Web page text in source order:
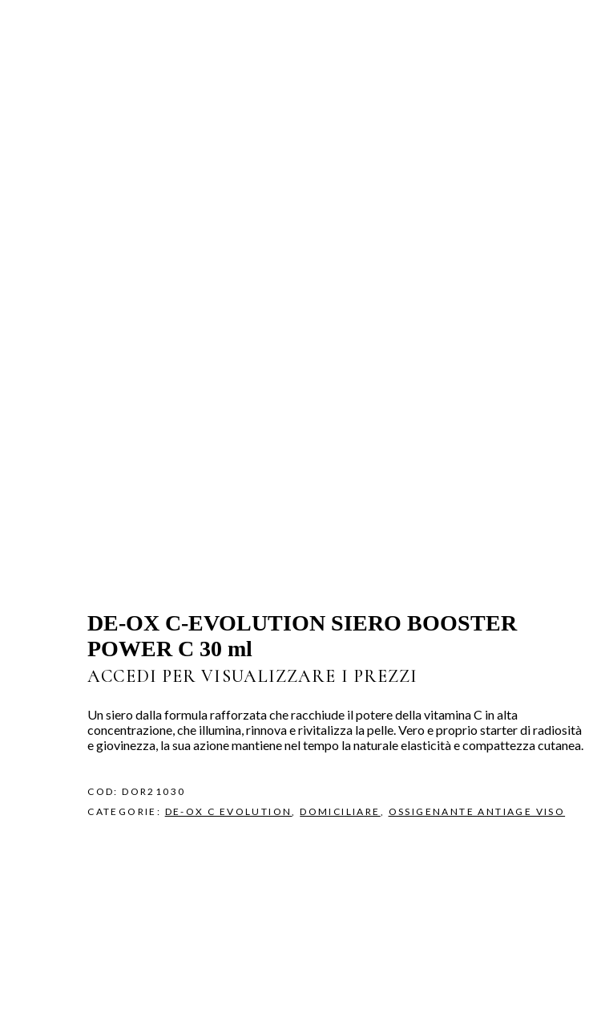
DE-OX C-EVOLUTION SIERO BOOSTER
POWER C 30 ml
ACCEDI PER VISUALIZZARE I PREZZI
Un siero dalla formula rafforzata che racchiude il potere della vitamina C in alta
concentrazione, che illumina, rinnova e rivitalizza la pelle. Vero e proprio starter di radiosità
e giovinezza, la sua azione mantiene nel tempo la naturale elasticità e compattezza cutanea.
COD:DOR21030
CATEGORIE: DE-OX C EVOLUTION,DOMICILIARE , OSSIGENANTE ANTIAGE VISO